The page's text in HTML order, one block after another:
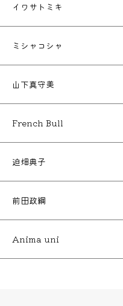
イワサトミキ
ミシャコシャ
山下真守美
French Bull
迫畑典子
前田政綱
Anima uni